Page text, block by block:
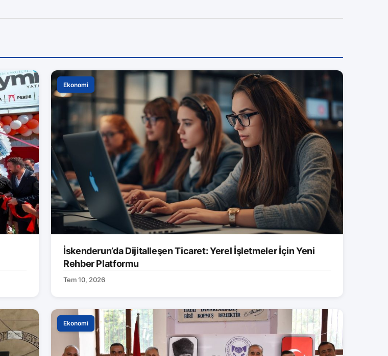
Ekonomi
İskenderun’da Dijitalleşen Ticaret: Yerel İşletmeler İçin Yeni
Rehber Platformu
Tem 10, 2026
Ekonomi